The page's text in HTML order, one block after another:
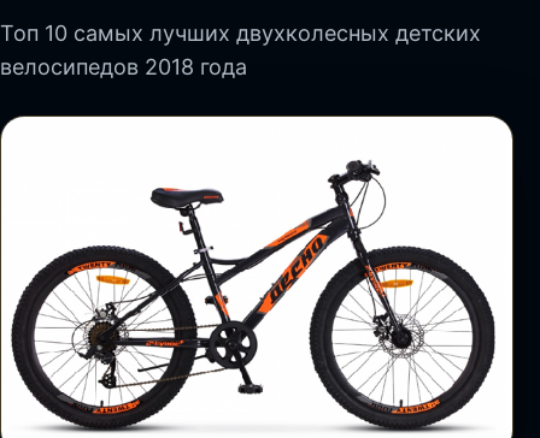
Топ 10 самых лучших двухколесных детских
велосипедов 2018 года